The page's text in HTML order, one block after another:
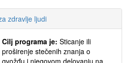
zdravlje ljudi
Cilj programa je: Sticanje ili
proširenje stečenih znanja o
gvožđu i njegovom delovanju na